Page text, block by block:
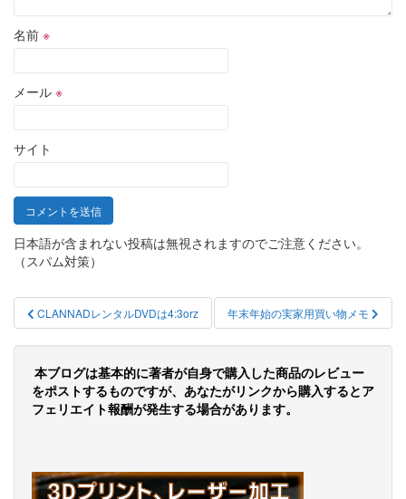
名前 ※
メール ※
サイト
日本語が含まれない投稿は無視されますのでご注意ください。
（スパム対策）
投
稿
ナ
ビ
シ
CLANNADレンタルDVDは4:3orz 年末年始の実家用買い物メモ
本ブログは基本的に著者が自身で購入した商品のレビュー
をポストするものですが、あなたがリンクから購入するとア
フェリエイト報酬が発生する場合があります。